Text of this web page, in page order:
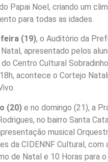
Papai Noel, criando um
para todas as idades.
(19), o Auditório da
apresentado pelos
Centro Cultural
acontece o Cortejo
(20) e no domingo (21), a
no bairro Santa
musical
da CIDENNF Cultural, com
de Natal e 10 Horas para o